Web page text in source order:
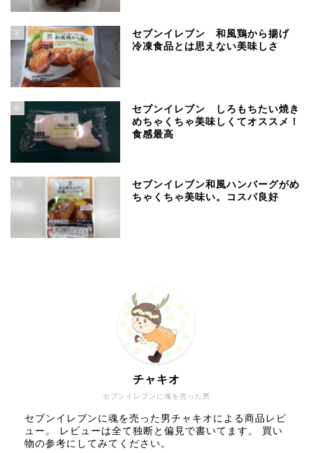
8
セブンイレブン 和風鶏から揚げ
冷凍食品とは思えない美味しさ
9
セブンイレブン しろもちたい焼き
めちゃくちゃ美味しくてオススメ！
食感最高
10
セブンイレブン和風ハンバーグがめ
ちゃくちゃ美味い。コスパ良好
セブンイレブンに魂を売った男
チャキオ
セブンイレブンに魂を売った男チャキオによる商品レビ
ュー。 レビューは全て独断と偏見で書いてます。 買い
物の参考にしてみてください。